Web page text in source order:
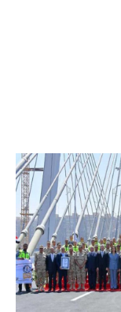
روض الفرج